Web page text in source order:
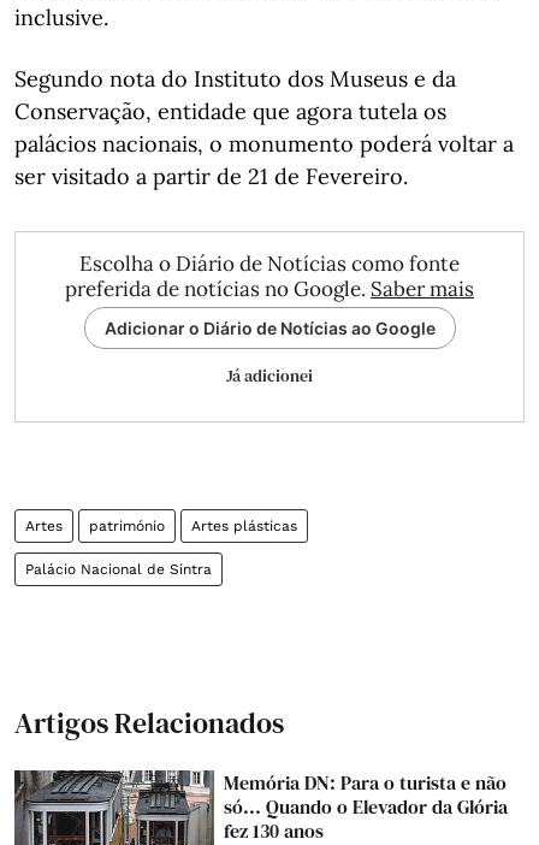
inclusive.
Segundo nota do Instituto dos Museus e da
Conservação, entidade que agora tutela os
palácios nacionais, o monumento poderá voltar a
ser visitado a partir de 21 de Fevereiro.
Escolha o Diário de Notícias como fonte
preferida de notícias no Google. Saber mais
Adicionar o Diário de Notícias ao Google
Já adicionei
Artes património Artes plásticas
Palácio Nacional de Sintra
Artigos Relacionados
Memória DN: Para o turista e não
só... Quando o Elevador da Glória
fez 130 anos